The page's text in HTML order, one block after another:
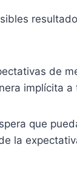
de
implícita
que
la